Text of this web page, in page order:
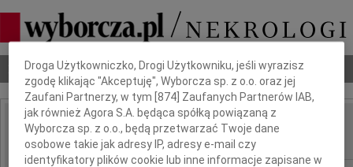
Nekrologi Odeszli Poradnik pogrzebowy
IMIĘ I NAZWISKO: Bożena Spławska
Dbamy o Twoją prywatność
Droga Użytkowniczko, Drogi Użytkowniku, jeśli wyrazisz
zgodę klikając "Akceptuję", Wyborcza sp. z o.o. oraz jej
Zaufani Partnerzy, w tym [874 ] Zaufanych Partnerów IAB,
jak również Agora S.A. będąca spółką powiązaną z
Wyborcza sp. z o.o., będą przetwarzać Twoje dane
osobowe takie jak adresy IP, adresy e-mail czy
identyfikatory plików cookie lub inne informacje zapisane w